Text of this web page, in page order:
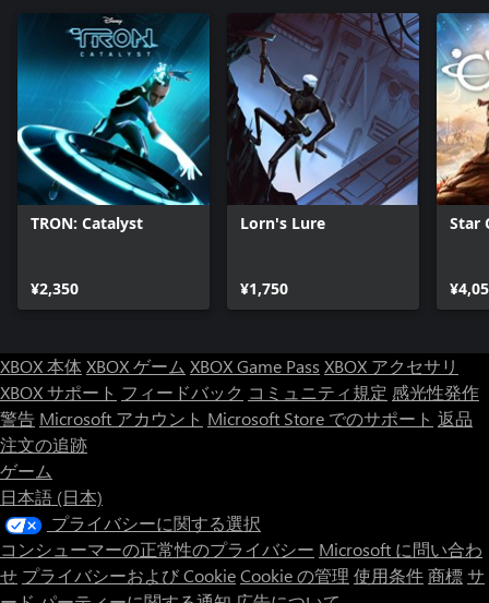
TRON: Catalyst
¥2,350
Lorn's Lure
¥1,750
Star
XBOX 本体XBOX ゲーム XBOX Game Pass XBOX アクセサリ
XBOX サポート フィードバック コミュニティ規定 感光性発作
警告 Microsoft アカウント Microsoft Store でのサポート 返品
注文の追跡
ゲーム
日本語 (日本)
プライバシーに関する選択
コンシューマーの正常性のプライバシー Microsoft に問い合わ
せ プライバシーおよび CookieCookie の管理 使用条件商標サ